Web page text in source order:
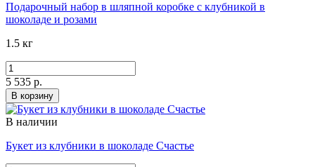
Подарочный набор в шляпной коробке с клубникой в
шоколаде и розами
1.5 кг
5 535 р.
В корзину
В наличии
Букет из клубники в шоколаде Счастье